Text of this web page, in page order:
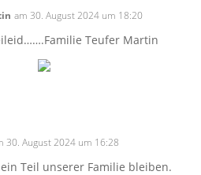
am 30. August 2024 um 18:20
Teufer Martin
30. August 2024 um 16:28
Teil unserer Familie bleiben.